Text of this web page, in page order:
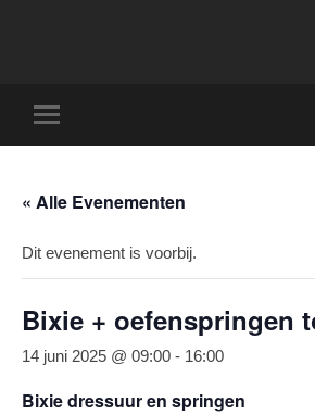
mobiel
« Alle Evenementen
Dit evenement is voorbij.
Bixie + oefenspringen
14 juni 2025 @ 09:00 - 16:00
Bixie dressuur en springen